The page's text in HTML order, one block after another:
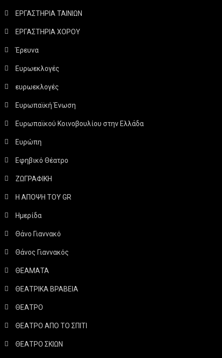
ΕΡΓΑΣΤΗΡΙΑ ΤΑΙΝΙΩΝ
ΕΡΓΑΣΤΗΡΙΑ ΧΟΡΟΥ
Έρευνα
Ευρωεκλογές
ευρωεκλογές
Ευρωπαϊκή Ένωση
Ευρωπαϊκού Κοινοβουλίου στην Ελλάδα
Ευρώπη
Εφηβικό Θέατρο
ΖΩΓΡΑΦΙΚΗ
Η ΑΠΟΨΗ ΤΟΥ GR
Ημερίδα
Θάνο Γιαννακό
Θάνος Γιαννακός
ΘΕΑΜΑΤΑ
ΘΕΑΤΡΙΚΑ ΒΡΑΒΕΙΑ
ΘΕΑΤΡΟ
ΘΕΑΤΡΟ ΑΠΟ ΤΟ ΣΠΙΤΙ
ΘΕΑΤΡΟ ΣΚΙΩΝ